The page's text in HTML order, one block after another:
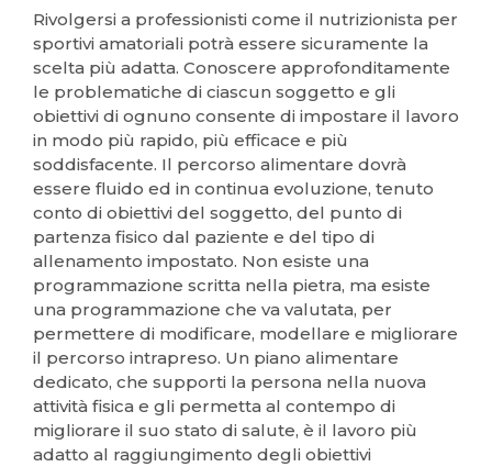
Rivolgersi a professionisti come il nutrizionista per
sportivi amatoriali potrà essere sicuramente la
scelta più adatta. Conoscere approfonditamente
le problematiche di ciascun soggetto e gli
obiettivi di ognuno consente di impostare il lavoro
in modo più rapido, più efficace e più
soddisfacente. Il percorso alimentare dovrà
essere fluido ed in continua evoluzione, tenuto
conto di obiettivi del soggetto, del punto di
partenza fisico dal paziente e del tipo di
allenamento impostato. Non esiste una
programmazione scritta nella pietra, ma esiste
una programmazione che va valutata, per
permettere di modificare, modellare e migliorare
il percorso intrapreso. Un piano alimentare
dedicato, che supporti la persona nella nuova
attività fisica e gli permetta al contempo di
migliorare il suo stato di salute, è il lavoro più
adatto al raggiungimento degli obiettivi